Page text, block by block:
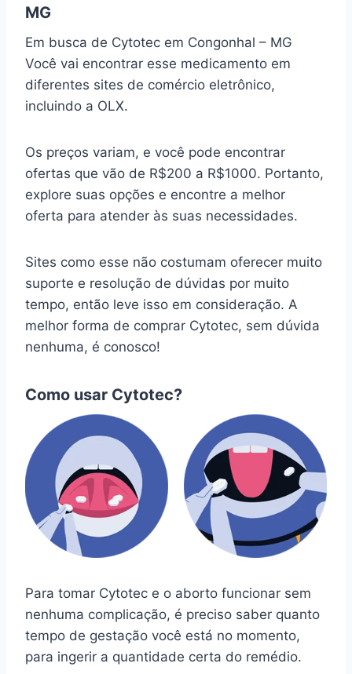
MG
Em busca de Cytotec em Congonhal – MG
Você vai encontrar esse medicamento em
diferentes sites de comércio eletrônico,
incluindo a OLX.
Os preços variam, e você pode encontrar
ofertas que vão de R$200 a R$1000. Portanto,
explore suas opções e encontre a melhor
oferta para atender às suas necessidades.
Sites como esse não costumam oferecer muito
suporte e resolução de dúvidas por muito
tempo, então leve isso em consideração. A
melhor forma de comprar Cytotec, sem dúvida
nenhuma, é conosco!
Como usar Cytotec?
Para tomar Cytotec e o aborto funcionar sem
nenhuma complicação, é preciso saber quanto
tempo de gestação você está no momento,
para ingerir a quantidade certa do remédio.